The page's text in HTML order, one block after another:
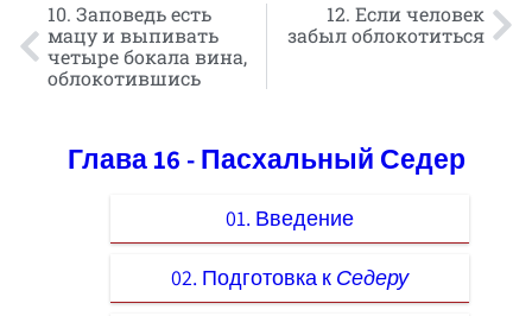
10. Заповедь есть
мацу и выпивать
четыре бокала вина,
облокотившись
12. Если человек
забыл облокотиться
Глава 16 - Пасхальный Седер
01. Введение
02. Подготовка к Седеру